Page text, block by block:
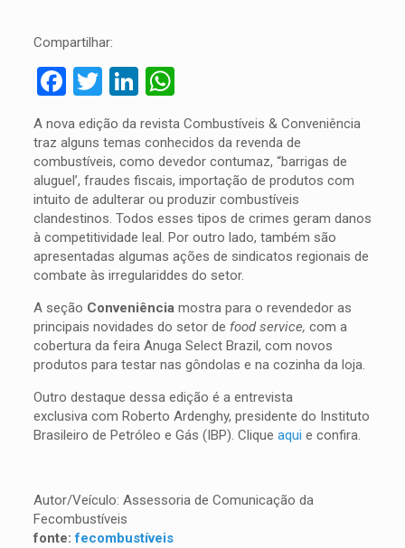
Compartilhar:
Facebook
TwitterLinkedIn
WhatsApp
A nova edição da revista Combustíveis & Conveniência
traz alguns temas conhecidos da revenda de
combustíveis, como devedor contumaz, “barrigas de
aluguel’, fraudes fiscais, importação de produtos com
intuito de adulterar ou produzir combustíveis
clandestinos. Todos esses tipos de crimes geram danos
à competitividade leal. Por outro lado, também são
apresentadas algumas ações de sindicatos regionais de
combate às irregulariddes do setor.
A seção Conveniênciamostra para o revendedor as
principais novidades do setor de food service, com a
cobertura da feira Anuga Select Brazil, com novos
produtos para testar nas gôndolas e na cozinha da loja.
Outro destaque dessa edição é a entrevista
exclusiva com Roberto Ardenghy, presidente do Instituto
Brasileiro de Petróleo e Gás (IBP). Clique aqui e confira.
Autor/Veículo: Assessoria de Comunicação da
Fecombustíveis
fonte:fecombustíveis